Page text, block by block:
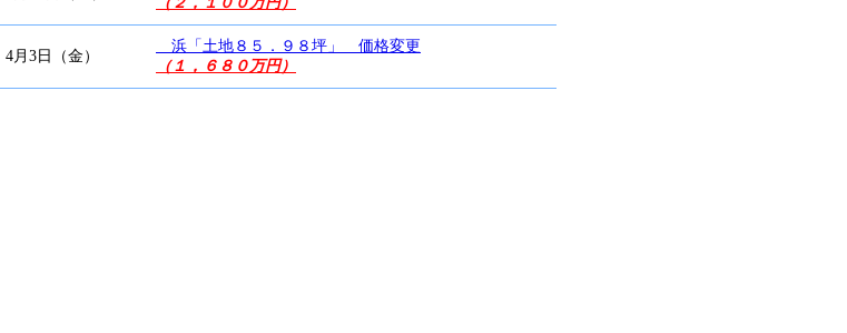
4月3日（金）
浜「土地８５．９８坪」 価格変更
（１，６８０万円）